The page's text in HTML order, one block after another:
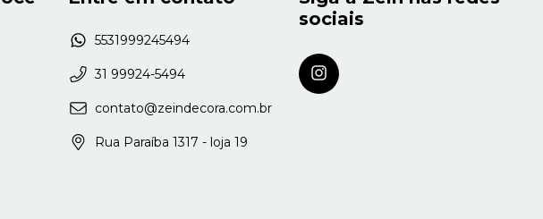
5531999245494
31 99924-5494
contato@zeindecora.com.br
Rua Paraíba 1317 - loja 19
sociais